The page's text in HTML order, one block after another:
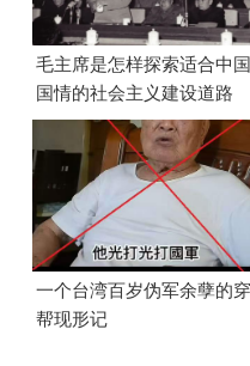
毛主席是怎样探索适合中国
国情的社会主义建设道路
的？
一个台湾百岁伪军余孽的穿
帮现形记